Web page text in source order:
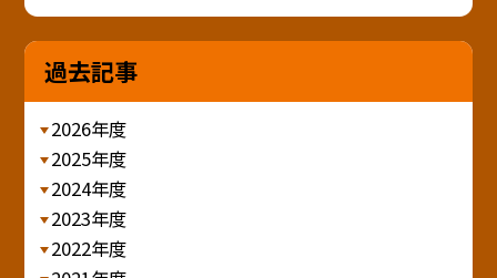
過去記事
2026年度
2025年度
2024年度
2023年度
2022年度